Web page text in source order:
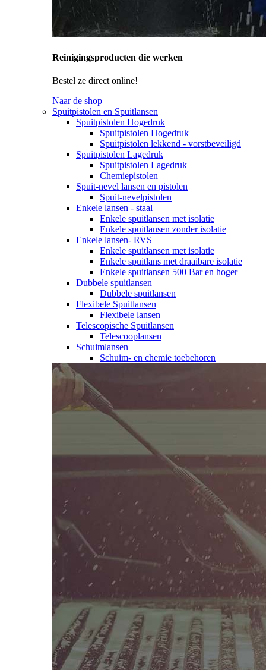
Reinigingsproducten die werken
Bestel ze direct online!
Naar de shop
Spuitpistolen en Spuitlansen
Spuitpistolen Hogedruk
Spuitpistolen Hogedruk
Spuitpistolen lekkend - vorstbeveiligd
Spuitpistolen Lagedruk
Spuitpistolen Lagedruk
Chemiepistolen
Spuit-nevel lansen en pistolen
Spuit-nevelpistolen
Enkele lansen - staal
Enkele spuitlansen met isolatie
Enkele spuitlansen zonder isolatie
Enkele lansen- RVS
Enkele spuitlansen met isolatie
Enkele spuitlans met draaibare isolatie
Enkele spuitlansen 500 Bar en hoger
Dubbele spuitlansen
Dubbele spuitlansen
Flexibele Spuitlansen
Flexibele lansen
Telescopische Spuitlansen
Telescooplansen
Schuimlansen
Schuim- en chemie toebehoren